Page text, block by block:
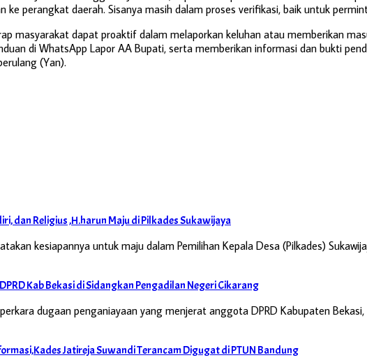
ke perangkat daerah. Sisanya masih dalam proses verifikasi, baik untuk
masyarakat dapat proaktif dalam melaporkan keluhan atau memberikan
di WhatsApp Lapor AA Bupati, serta memberikan informasi dan bukti
(Yan).
dan Religius ,H.harun Maju di Pilkades Sukawijaya
kesiapannya untuk maju dalam Pemilihan Kepala Desa (Pilkades)
Kab Bekasi di Sidangkan Pengadilan Negeri Cikarang
dugaan penganiayaan yang menjerat anggota DPRD Kabupaten
Jatireja Suwandi Terancam Digugat di PTUN Bandung